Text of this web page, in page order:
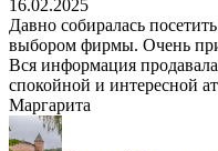
16.02.2025
Давно собиралась
выбором фирмы. Очень
Вся информация
спокойной и интересной
Маргарита